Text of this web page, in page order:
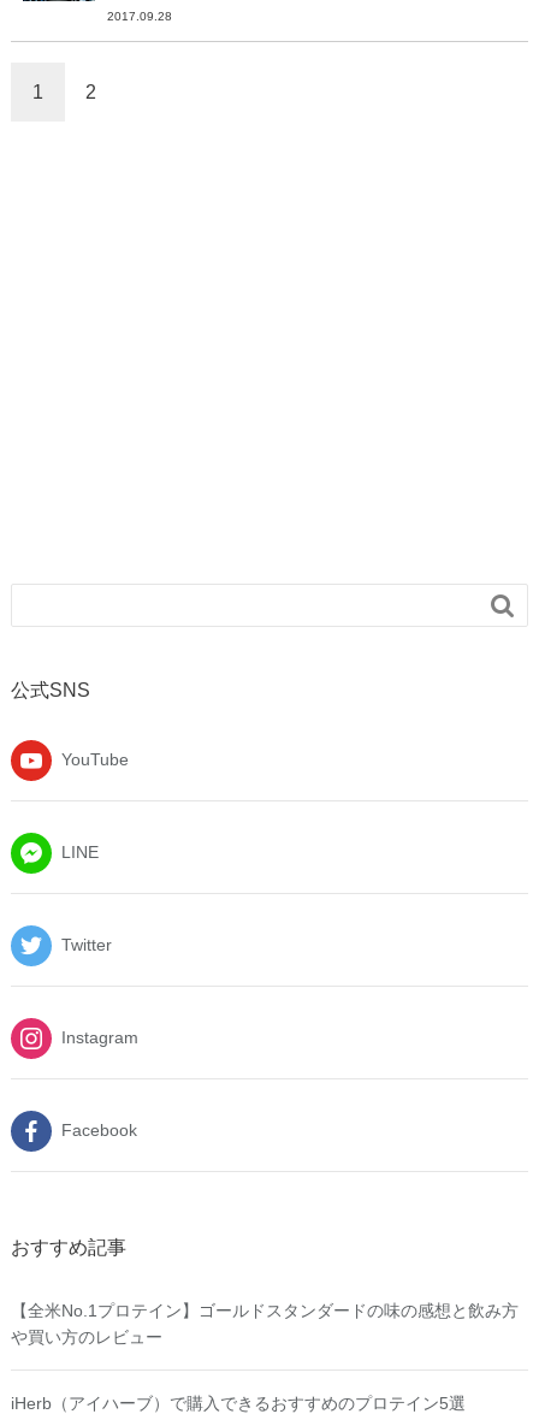
2017.09.28
1 2

公式SNS
YouTube
LINE
Twitter
Instagram
Facebook
おすすめ記事
【全米No.1プロテイン】ゴールドスタンダードの味の感想と飲み方
や買い方のレビュー
iHerb（アイハーブ）で購入できるおすすめのプロテイン5選